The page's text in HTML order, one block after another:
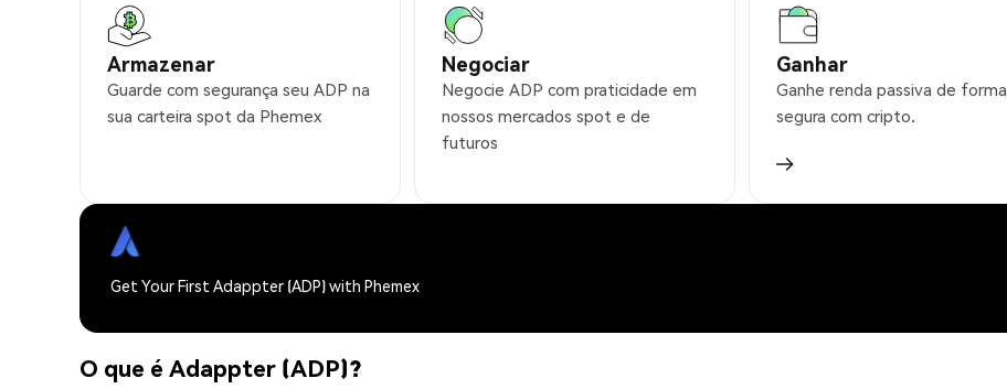
Armazenar
Guarde com segurança seu ADP na
sua carteira spot da Phemex
Negociar
Negocie ADP com praticidade em
nossos mercados spot e de
futuros
Ganhar
Ganhe renda passiva de forma
segura com cripto.
Get Your First Adappter (ADP) with Phemex
O que é Adappter (ADP)?